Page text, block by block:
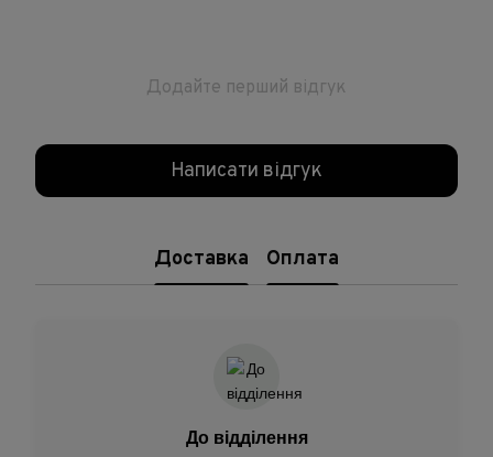
Додайте перший відгук
Написати відгук
Доставка Оплата
До відділення